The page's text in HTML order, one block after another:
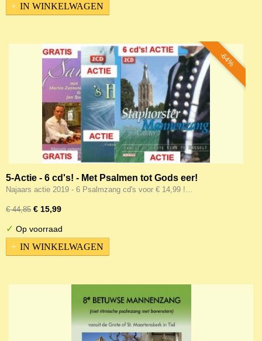
IN WINKELWAGEN
-64%
5-Actie - 6 cd's! - Met Psalmen tot Gods eer!
Mannenkoor Staphorst ea!
Najaars actie 2019 - 6 Psalmzang cd's voor € 14,99 !…
€ 44,85 € 15,99
✓ Op voorraad
IN WINKELWAGEN